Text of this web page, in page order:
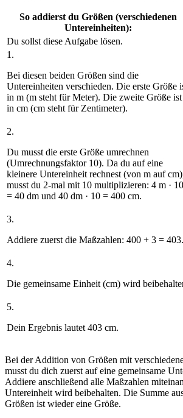
So addierst du Größen (verschiedenen
Untereinheiten):
Du sollst diese Aufgabe lösen.
1.
Bei diesen beiden Größen sind die
Untereinheiten verschieden. Die erste Größe
in m (m steht für Meter). Die zweite Größe ist
in cm (cm steht für Zentimeter).
2.
Du musst die erste Größe umrechnen
(Umrechnungsfaktor 10). Da du auf eine
kleinere Untereinheit rechnest (von m auf
musst du 2-mal mit 10 multiplizieren: 4 m · 10
= 40 dm und 40 dm · 10 = 400 cm.
3.
Addiere zuerst die Maßzahlen: 400 + 3 = 403.
4.
Die gemeinsame Einheit (cm) wird
5.
Dein Ergebnis lautet 403 cm.
Bei der Addition von Größen mit
musst du dich zuerst auf eine gemeinsame
Addiere anschließend alle Maßzahlen
Untereinheit wird beibehalten. Die Summe
Größen ist wieder eine Größe.